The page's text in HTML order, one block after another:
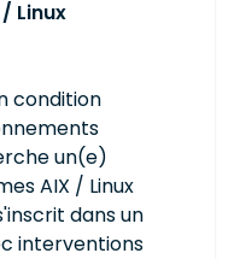
Linux
condition
un(e)
AIX / Linux
dans un
interventions